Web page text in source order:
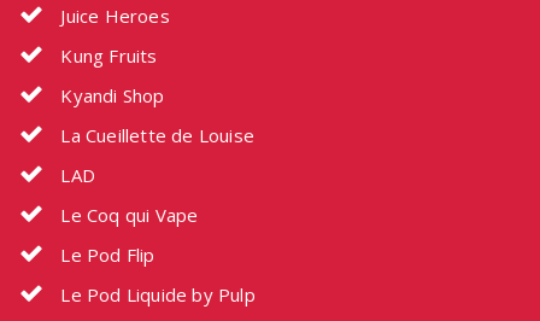
Juice Heroes
Kung Fruits
Kyandi Shop
La Cueillette de Louise
LAD
Le Coq qui Vape
Le Pod Flip
Le Pod Liquide by Pulp